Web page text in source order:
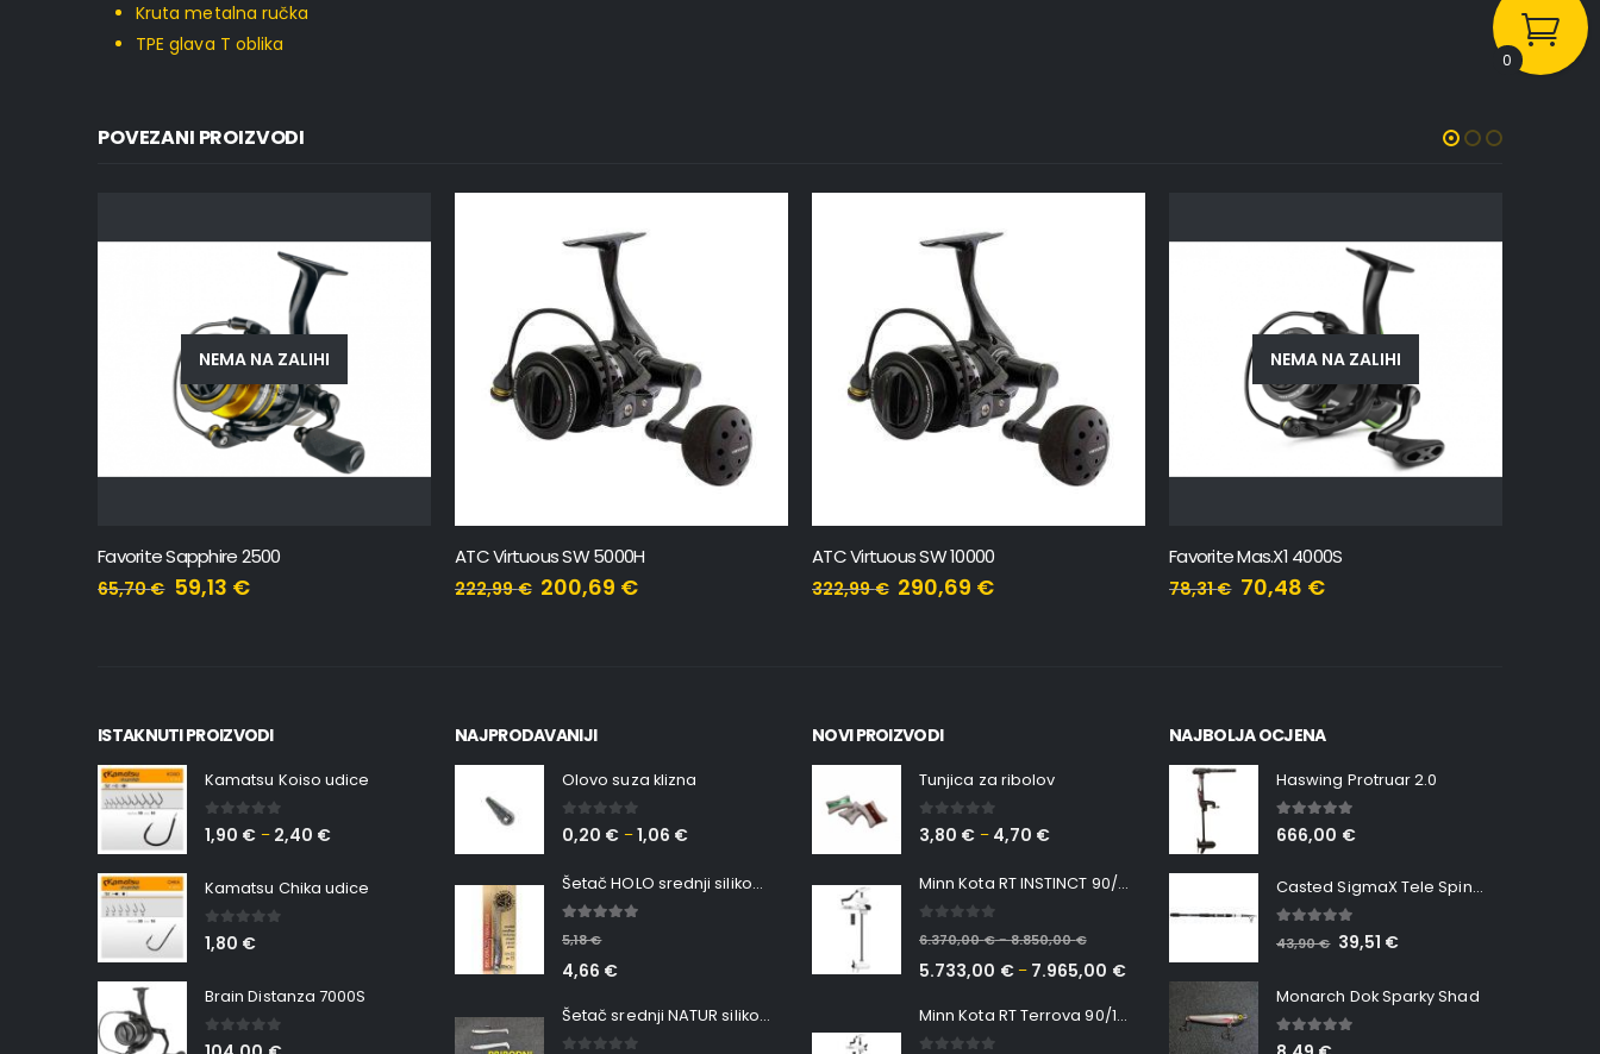
Kruta metalna ručka
TPE glava T oblika
POVEZANI PROIZVODI
NEMA NA ZALIHI
Favorite Sapphire 2500
65,70€ 59,13 €
ATC Virtuous SW 5000H
222,99€ 200,69 €
ATC Virtuous SW 10000
322,99€ 290,69 €
NEMA NA ZALIHI
Favorite Mas.X1 4000S
78,31€ 70,48 €
ISTAKNUTI PROIZVODI
Kamatsu Koiso udice
0 out of 5
1,90 € – 2,40 €
Kamatsu Chika udice
0 out of 5
1,80 €
Brain Distanza 7000S
0out of 5
NAJPRODAVANIJI
Olovo suza klizna
0 out of 5
0,20 € –1,06 €
Šetač HOLO srednji silikonska Ribica Belgrade Walker
5,18€
4,66 €
Šetač srednji NATUR silikonska ribica Belgrade Walker
NOVI PROIZVODI
Tunjica za ribolov
0 out of 5
3,80 € – 4,70 €
Minn Kota RT INSTINCT 90/115 WR QUEST
6.370,00€–8.850,00€
5.733,00 €– 7.965,00 €
Minn Kota RT Terrova 90/115 WR QUEST
NAJBOLJA OCJENA
Haswing Protruar 2.0
5.00 out of 5
666,00 €
Casted SigmaX Tele Spin, 300cm, 40-80gr
out of 5
43,90€ 39,51 €
Monarch Dok Sparky Shad
5.00
0